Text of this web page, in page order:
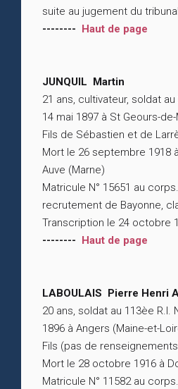
suite au jugement du
-------- Haut de page
JUNQUIL Martin
21 ans, cultivateur, soldat
14 mai 1897 à St Geours-
Fils de Sébastien et de
Mort le 26 septembre 1918
Auve (Marne)
Matricule N° 15651 au
recrutement de Bayonne,
Transcription le 24 octobre
-------- Haut de page
LABOULAIS Pierre Henri
20 ans, soldat au 113èe
1896 à Angers (Maine-et-
Fils (pas de
Mort le 28 octobre 1916 à
Matricule N° 11582 au